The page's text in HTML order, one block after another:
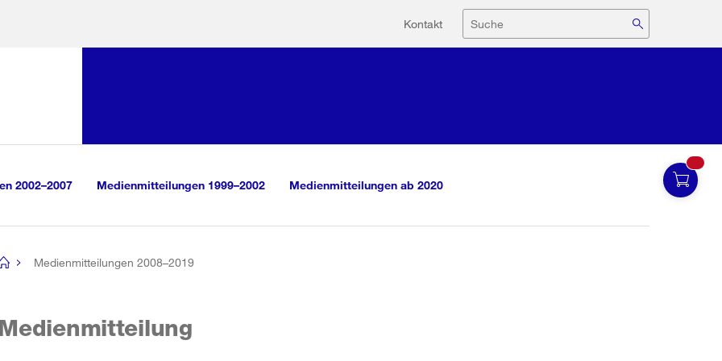
Hilfsnavigation
Kontakt Suche
2002–2007 Medienmitteilungen 1999–2002 Medienmitteilungen ab 2020
Medienmitteilungen 2008–2019